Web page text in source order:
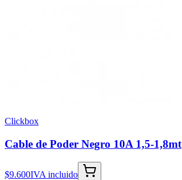
Clickbox
Cable de Poder Negro 10A 1,5-1,8mt
$9.600IVA incluido